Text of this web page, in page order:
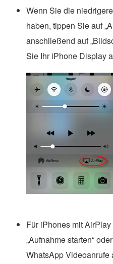
Wenn Sie die
haben, tippen Sie auf
anschließend auf
Sie Ihr iPhone Display
Für iPhones mit
„Aufnahme starten“
WhatsApp Videoanrufe